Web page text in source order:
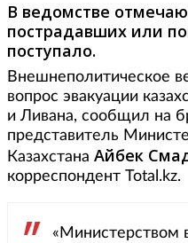
В ведомстве
пострадавших или
поступало.
Внешнеполитическое
вопрос эвакуации
и Ливана, сообщил на
представитель
Казахстана Айбек
корреспондент Total.kz.
«Министерством